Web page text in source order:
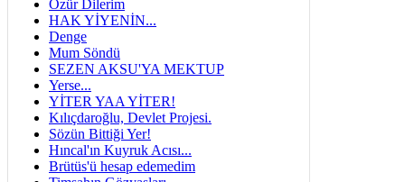
Özür Dilerim
HAK YİYENİN...
Denge
Mum Söndü
SEZEN AKSU'YA MEKTUP
Yerse...
YİTER YAA YİTER!
Kılıçdaroğlu, Devlet Projesi.
Sözün Bittiği Yer!
Hıncal'ın Kuyruk Acısı...
Brütüs'ü hesap edemedim